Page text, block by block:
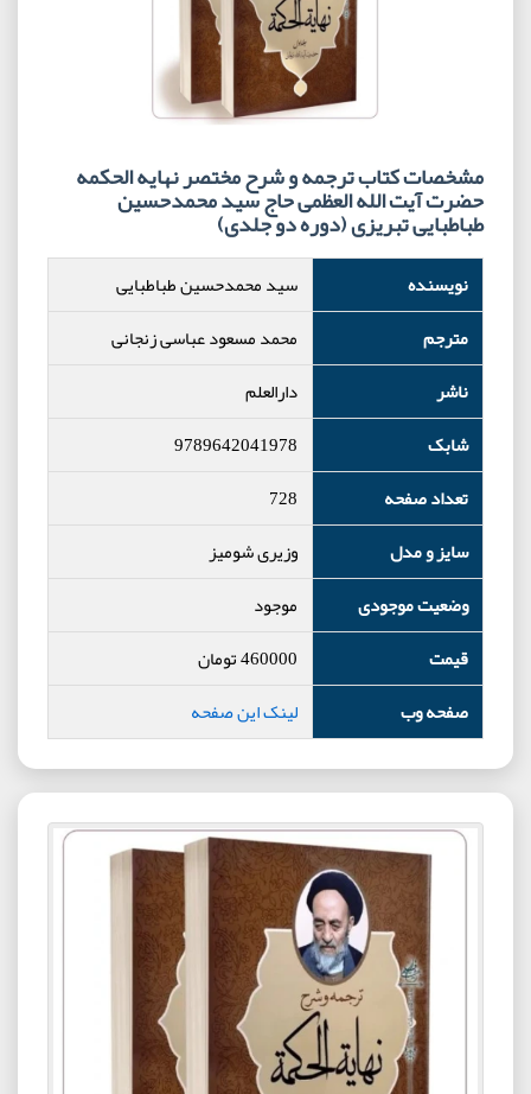
مشخصات کتاب ترجمه و شرح مختصر نهایه الحکمه
حضرت آیت الله العظمی حاج سید محمدحسین
طباطبایی تبریزی (دوره دو جلدی)
نویسنده
سید محمدحسین طباطبایی
مترجم
محمد مسعود عباسی زنجانی
ناشر
دارالعلم
شابک
9789642041978
تعداد صفحه
728
سایز و مدل
وزیری شومیز
وضعیت موجودی
موجود
قیمت
460000تومان
صفحه وب
لینک این صفحه